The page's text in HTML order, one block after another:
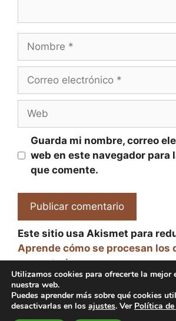
Nombre
Correo
Web
Guarda mi nombre, correo
web en este navegador para
que comente.
Este sitio usa Akismet para
Aprende cómo se procesan los
comentarios.
Utilizamos cookies para ofrecerte la mejor
nuestra web.
Puedes aprender más sobre qué cookies
desactivarlas en los ajustes. Ver Política